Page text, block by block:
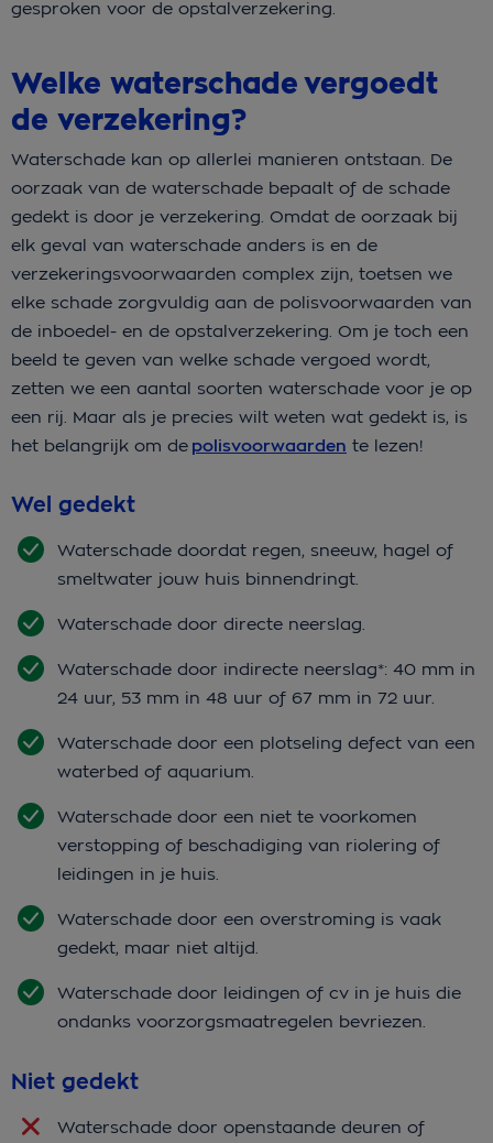
gesproken voor de opstalverzekering.
Welke waterschade vergoedt
de verzekering?
Waterschade kan op allerlei manieren ontstaan. De
oorzaak van de waterschade bepaalt of de schade
gedekt is door je verzekering. Omdat de oorzaak bij
elk geval van waterschade anders is en de
verzekeringsvoorwaarden complex zijn, toetsen we
elke schade zorgvuldig aan de polisvoorwaarden van
de inboedel- en de opstalverzekering. Om je toch een
beeld te geven van welke schade vergoed wordt,
zetten we een aantal soorten waterschade voor je op
een rij. Maar als je precies wilt weten wat gedekt is, is
het belangrijk om de polisvoorwaarden te lezen!
Wel gedekt
Waterschade doordat regen, sneeuw, hagel of
smeltwater jouw huis binnendringt.
Waterschade door directe neerslag.
Waterschade door indirecte neerslag*: 40 mm in
24 uur, 53 mm in 48 uur of 67 mm in 72 uur.
Waterschade door een plotseling defect van een
waterbed of aquarium.
Waterschade door een niet te voorkomen
verstopping of beschadiging van riolering of
leidingen in je huis.
Waterschade door een overstroming is vaak
gedekt, maar niet altijd.
Waterschade door leidingen of cv in je huis die
ondanks voorzorgsmaatregelen bevriezen.
Niet gedekt
Waterschade door openstaande deuren of